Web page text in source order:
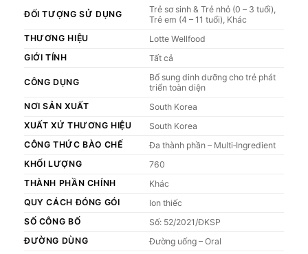
ĐỐI TƯỢNG SỬ DỤNG
Trẻ sơ sinh & Trẻ nhỏ (0 – 3 tuổi),
Trẻ em (4 – 11 tuổi), Khác
THƯƠNG HIỆU
Lotte Wellfood
GIỚI TÍNH
Tất cả
CÔNG DỤNG
Bổ sung dinh dưỡng cho trẻ phát
triển toàn diện
NƠI SẢN XUẤT
South Korea
XUẤT XỨ THƯƠNG HIỆU
South Korea
CÔNG THỨC BÀO CHẾ
Đa thành phần – Multi‑Ingredient
KHỐI LƯỢNG
760
THÀNH PHẦN CHÍNH
Khác
QUY CÁCH ĐÓNG GÓI
lon thiếc
SỐ CÔNG BỐ
Số: 52/2021/ĐKSP
ĐƯỜNG DÙNG
Đường uống – Oral